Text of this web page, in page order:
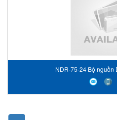
NDR-75-24 Bộ nguồn